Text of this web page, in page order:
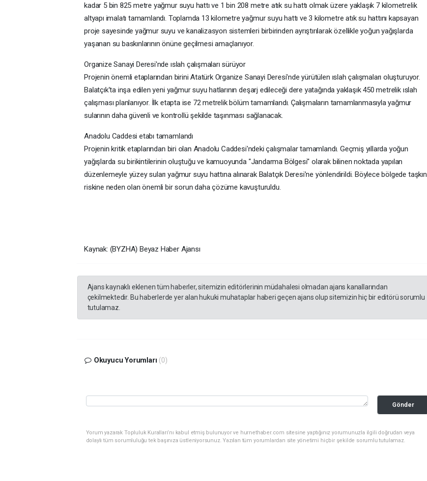
kadar 5 bin 825 metre yağmur suyu hattı ve 1 bin 208 metre atık su hattı olmak üzere yaklaşık 7 kilometrelik
altyapı imalatı tamamlandı. Toplamda 13 kilometre yağmur suyu hattı ve 3 kilometre atık su hattını kapsayan
proje sayesinde yağmur suyu ve kanalizasyon sistemleri birbirinden ayrıştırılarak özellikle yoğun yağışlarda
yaşanan su baskınlarının önüne geçilmesi amaçlanıyor.
Organize Sanayi Deresi'nde ıslah çalışmaları sürüyor
Projenin önemli etaplarından birini Atatürk Organize Sanayi Deresi'nde yürütülen ıslah çalışmaları oluşturuyor.
Balatçık'ta inşa edilen yeni yağmur suyu hatlarının deşarj edileceği dere yatağında yaklaşık 450 metrelik ıslah
çalışması planlanıyor. İlk etapta ise 72 metrelik bölüm tamamlandı. Çalışmaların tamamlanmasıyla yağmur
sularının daha güvenli ve kontrollü şekilde taşınması sağlanacak.
Anadolu Caddesi etabı tamamlandı
Projenin kritik etaplarından biri olan Anadolu Caddesi'ndeki çalışmalar tamamlandı. Geçmiş yıllarda yoğun
yağışlarda su birikintilerinin oluştuğu ve kamuoyunda "Jandarma Bölgesi" olarak bilinen noktada yapılan
düzenlemeyle yüzey suları yağmur suyu hattına alınarak Balatçık Deresi'ne yönlendirildi. Böylece bölgede taşkın
riskine neden olan önemli bir sorun daha çözüme kavuşturuldu.
Kaynak: (BYZHA) Beyaz Haber Ajansı
Ajans kaynaklı eklenen tüm haberler, sitemizin editörlerinin müdahalesi olmadan ajans kanallarından
çekilmektedir. Bu haberlerde yer alan hukuki muhataplar haberi geçen ajans olup sitemizin hiç bir editörü sorumlu
tutulamaz.
Okuyucu Yorumları (0)
Gönder
Yorum yazarak Topluluk Kuralları’nı kabul etmiş bulunuyor ve hurnethaber.com sitesine yaptığınız yorumunuzla ilgili doğrudan veya
dolaylı tüm sorumluluğu tek başınıza üstleniyorsunuz. Yazılan tüm yorumlardan site yönetimi hiçbir şekilde sorumlu tutulamaz.